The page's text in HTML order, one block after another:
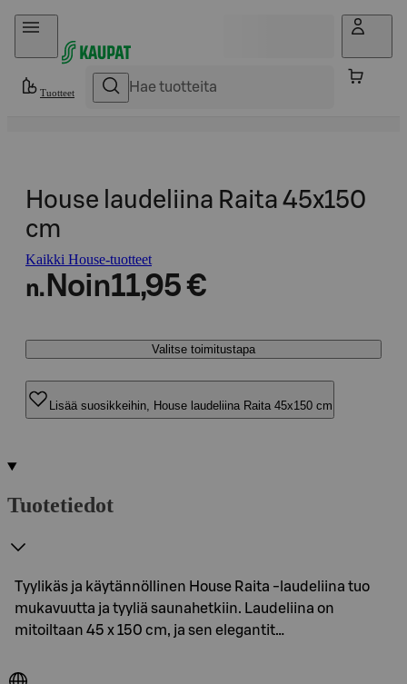
Hyppää sisältöön
Tuotteet
House laudeliina Raita 45x150
cm
Kaikki House-tuotteet
n. Noin11,95 €
Valitse toimitustapa
Lisää suosikkeihin, House laudeliina Raita 45x150 cm
Tuotetiedot
Tyylikäs ja käytännöllinen House Raita -laudeliina tuo
mukavuutta ja tyyliä saunahetkiin. Laudeliina on
mitoiltaan 45 x 150 cm, ja sen elegantit…